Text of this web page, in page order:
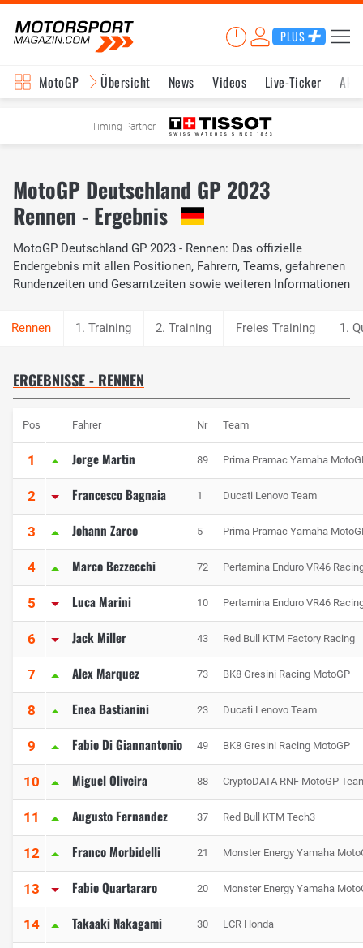
PLUS
MotoGP Übersicht News Videos Live-Ticker
Timing Partner
MotoGP Deutschland GP 2023
Rennen - Ergebnis
MotoGP Deutschland GP 2023 - Rennen: Das offizielle
Endergebnis mit allen Positionen, Fahrern, Teams, gefahrenen
Rundenzeiten und Gesamtzeiten sowie weiteren Informationen
1. Training 2. Training Freies Training 1.
ERGEBNISSE - RENNEN
Pos Fahrer Nr Team
1 Jorge Martin 89 Prima Pramac Yamaha
2 Francesco Bagnaia 1 Ducati Lenovo Team
3 Johann Zarco 5 Prima Pramac Yamaha
4 Marco Bezzecchi 72 Pertamina Enduro VR46
5 Luca Marini 10 Pertamina Enduro VR46
6 Jack Miller 43 Red Bull KTM Factory Racing
7 Alex Marquez 73 BK8 Gresini Racing MotoGP
8 Enea Bastianini 23 Ducati Lenovo Team
9 Fabio Di Giannantonio 49 BK8 Gresini Racing MotoGP
10 Miguel Oliveira 88 CryptoDATA RNF MotoGP
11 Augusto Fernandez 37 Red Bull KTM Tech3
12 Franco Morbidelli 21 Monster Energy Yamaha
13 Fabio Quartararo 20 Monster Energy Yamaha
14 Takaaki Nakagami 30 LCR Honda